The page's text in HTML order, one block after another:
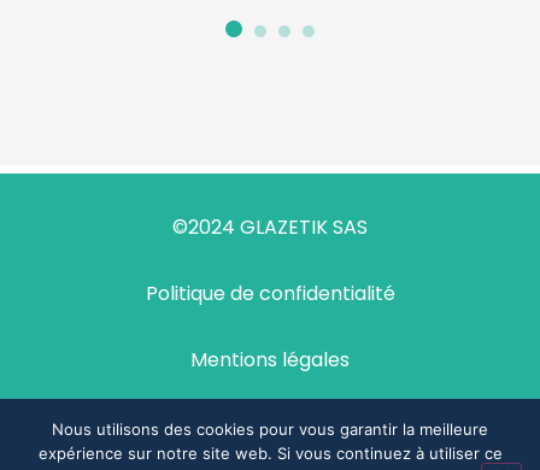
©2024 GLAZETIK SAS
Politique de confidentialité
Mentions légales
Design & développement : agence Demi-Sel
Nous utilisons des cookies pour vous garantir la meilleure
expérience sur notre site web. Si vous continuez à utiliser ce